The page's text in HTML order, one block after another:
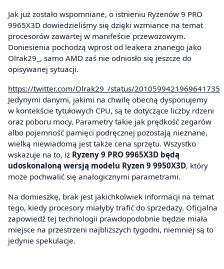
Jak już zostało wspomniane, o istnieniu Ryzenów 9 PRO
9965X3D dowiedzieliśmy się dzięki wzmiance na temat
procesorów zawartej w manifeście przewozowym.
Doniesienia pochodzą wprost od leakera znanego jako
Olrak29_, samo AMD zaś nie odniosło się jeszcze do
opisywanej sytuacji.
https://twitter.com/Olrak29_/status/2010599421969641735
Jedynymi danymi, jakimi na chwilę obecną dysponujemy
w kontekście tytułowych CPU, są te dotyczące liczby rdzeni
oraz poboru mocy. Parametry takie jak prędkość zegarów
albo pojemność pamięci podręcznej pozostają nieznane,
wielką niewiadomą jest także cena sprzętu. Wszystko
wskazuje na to, iż Ryzeny 9 PRO 9965X3D będą
udoskonaloną wersją modelu Ryzen 9 9950X3D, który
może pochwalić się analogicznymi parametrami.
Na domieszkę, brak jest jakichkolwiek informacji na temat
tego, kiedy procesory miałyby trafić do sprzedaży. Oficjalna
zapowiedź tej technologii prawdopodobnie będzie miała
miejsce na przestrzeni najbliższych tygodni, niemniej są to
jedynie spekulacje.